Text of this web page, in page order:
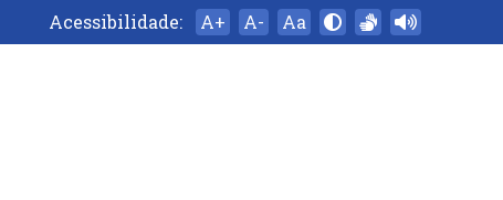
Acessibilidade: A+ A- Aa